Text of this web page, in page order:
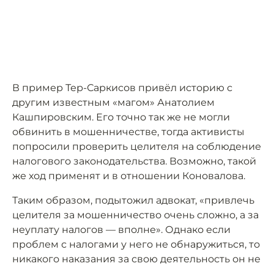
В пример Тер-Саркисов привёл историю с
другим известным «магом» Анатолием
Кашпировским. Его точно так же не могли
обвинить в мошенничестве, тогда активисты
попросили проверить целителя на соблюдение
налогового законодательства. Возможно, такой
же ход применят и в отношении Коновалова.
Таким образом, подытожил адвокат, «привлечь
целителя за мошенничество очень сложно, а за
неуплату налогов — вполне». Однако если
проблем с налогами у него не обнаружиться, то
никакого наказания за свою деятельность он не